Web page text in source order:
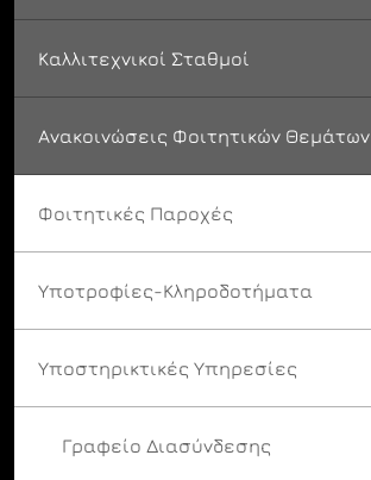
Καλλιτεχνικοί Σταθμοί
Ανακοινώσεις Φοιτητικών Θεμάτων
Φοιτητικές Παροχές
Υποτροφίες-Κληροδοτήματα
Υποστηρικτικές Υπηρεσίες
Γραφείο Διασύνδεσης